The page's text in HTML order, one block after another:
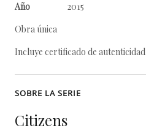
Año
2015
Obra única
Incluye certificado de autenticidad
SOBRE LA SERIE
Citizens